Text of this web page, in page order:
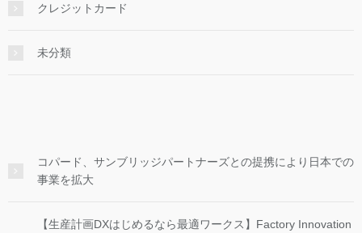
クレジットカード
未分類
コパード、サンブリッジパートナーズとの提携により日本での
事業を拡大
【生産計画DXはじめるなら最適ワークス】Factory Innovation